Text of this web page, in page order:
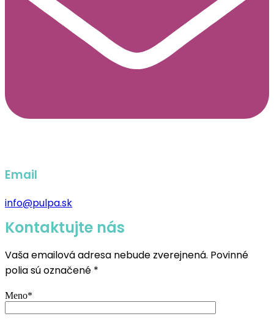
Email
info@pulpa.sk
Kontaktujte nás
Vaša emailová adresa nebude zverejnená. Povinné
polia sú označené *
Meno*